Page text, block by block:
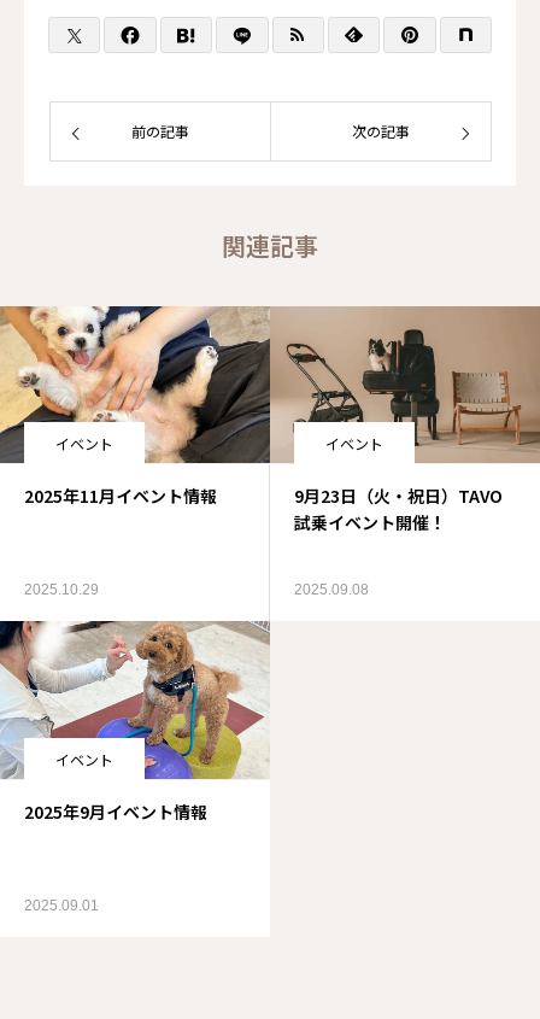
前の記事 次の記事
関連記事
イベント
2025年11月イベント情報
2025.10.29
イベント
9月23日（火・祝日）TAVO
試乗イベント開催！
2025.09.08
イベント
2025年9月イベント情報
2025.09.01